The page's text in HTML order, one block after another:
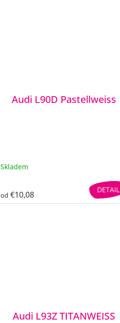
Audi L90D Pastellweiss
Skladem
od €10,08 DETAIL
Audi L93Z TITANWEISS